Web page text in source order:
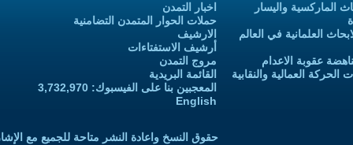
الماركسية واليسار
العلمانية في العالم
عقوبة الاعدام
العمالية والنقابية
اخبار التمدن
حملات الحوار المتمدن التضامنية
الارشيف
أرشيف الاستفتاءات
مروج التمدن
القائمة البريدية
المعجبين بنا على الفيسبوك: 3,732,970
English
حقوق النسخ واعادة النشر متاحة للجميع مع